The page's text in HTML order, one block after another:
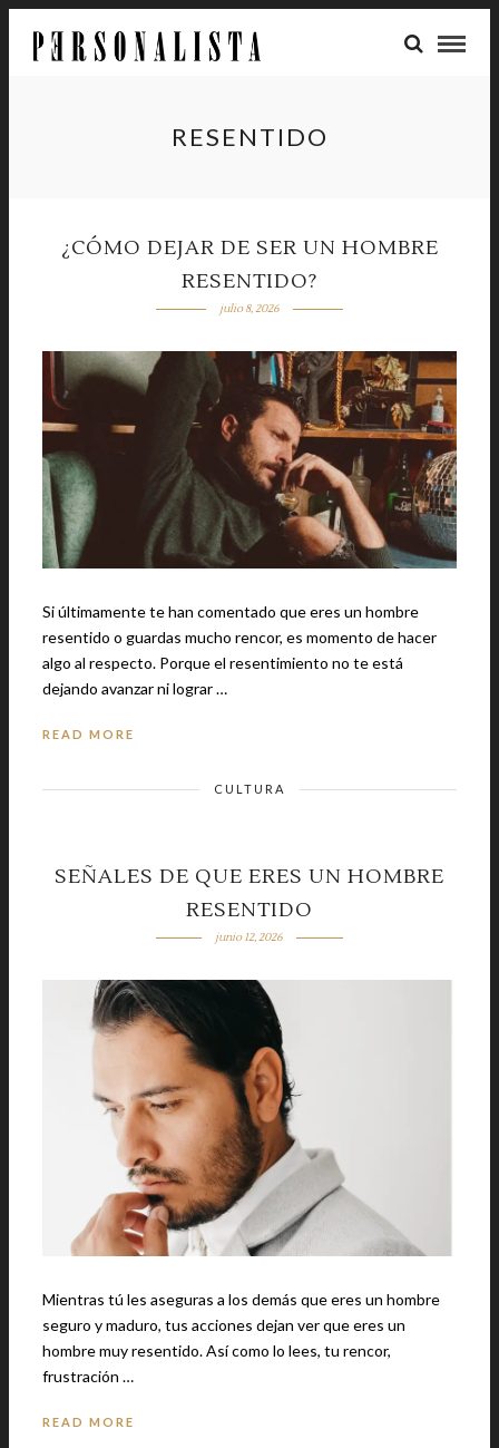
RESENTIDO
¿CÓMO DEJAR DE SER UN HOMBRE
RESENTIDO?
julio 8, 2026
Si últimamente te han comentado que eres un hombre
resentido o guardas mucho rencor, es momento de hacer
algo al respecto. Porque el resentimiento no te está
dejando avanzar ni lograr …
READ MORE
CULTURA
SEÑALES DE QUE ERES UN HOMBRE
RESENTIDO
junio 12, 2026
Mientras tú les aseguras a los demás que eres un hombre
seguro y maduro, tus acciones dejan ver que eres un
hombre muy resentido. Así como lo lees, tu rencor,
frustración …
READ MORE